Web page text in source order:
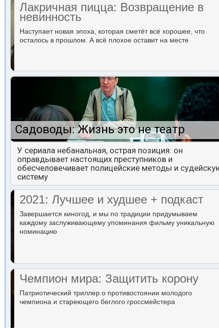
Лакричная пицца: Возвращение в
невинность
Наступает новая эпоха, которая сметёт всё хорошее, что
осталось в прошлом. А всё плохое оставит на месте
Садоводы: Жизнь это не театр
У сериала небанальная, острая позиция: он
оправдывает настоящих преступников и
обесчеловечивает полицейские методы и
систему
2021: Лучшее и худшее + подкаст
Завершается киногод, и мы по традиции придумываем
каждому заслуживающему упоминания фильму уникальную
номинацию
Чемпион мира: Защитить корону
Патриотический триллер о противостоянии молодого
чемпиона и стареющего беглого гроссмейстера